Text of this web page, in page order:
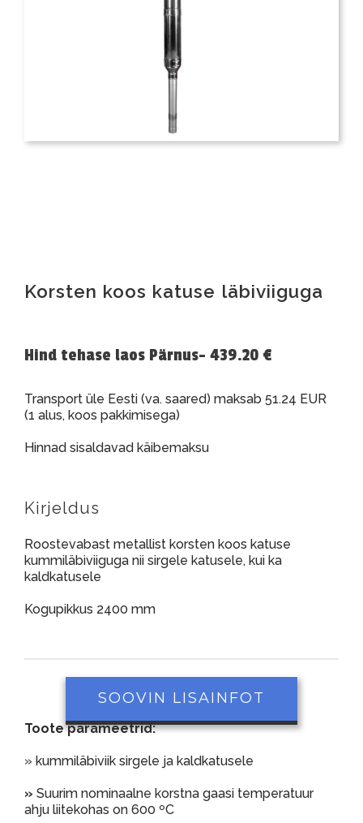
Korsten koos katuse läbiviiguga
Hind tehase laos Pärnus- 439.20 €
Transport üle Eesti (va. saared) maksab 51.24 EUR
(1 alus, koos pakkimisega)
Hinnad sisaldavad käibemaksu
Kirjeldus
Roostevabast metallist korsten koos katuse
kummiläbiviiguga nii sirgele katusele, kui ka
kaldkatusele
Kogupikkus 2400 mm
SOOVIN LISAINFOT
Toote parameetrid:
» kummiläbiviik sirgele ja kaldkatusele
» Suurim nominaalne korstna gaasi temperatuur
ahju liitekohas on 600 ºC